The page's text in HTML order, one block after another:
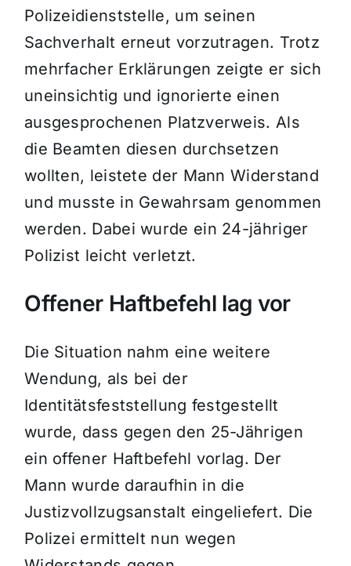
Polizeidienststelle, um seinen
Sachverhalt erneut vorzutragen. Trotz
mehrfacher Erklärungen zeigte er sich
uneinsichtig und ignorierte einen
ausgesprochenen Platzverweis. Als
die Beamten diesen durchsetzen
wollten, leistete der Mann Widerstand
und musste in Gewahrsam genommen
werden. Dabei wurde ein 24-jähriger
Polizist leicht verletzt.
Offener Haftbefehl lag vor
Die Situation nahm eine weitere
Wendung, als bei der
Identitätsfeststellung festgestellt
wurde, dass gegen den 25-Jährigen
ein offener Haftbefehl vorlag. Der
Mann wurde daraufhin in die
Justizvollzugsanstalt eingeliefert. Die
Polizei ermittelt nun wegen